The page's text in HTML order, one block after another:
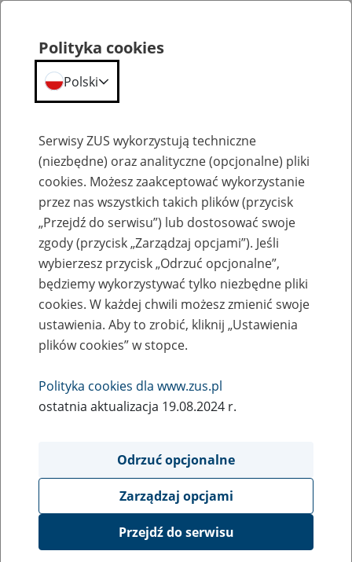
Szkolenia
Zaproś ZUS do siebie - zakładanie profili
eZUS w siedzibie Twojej firmy
Rodzaj wydarzenia
Szkolenia
Obszar merytoryczny
obsługa klientów
Opis wydarzenia
Platforma Usług Elektronicznych ZUS eZUS
Polityka cookies
Polski
Serwisy ZUS wykorzystują techniczne
(niezbędne) oraz analityczne (opcjonalne) pliki
cookies. Możesz zaakceptować wykorzystanie
przez nas wszystkich takich plików (przycisk
„Przejdź do serwisu”) lub dostosować swoje
zgody (przycisk „Zarządzaj opcjami”). Jeśli
wybierzesz przycisk „Odrzuć opcjonalne”,
będziemy wykorzystywać tylko niezbędne pliki
cookies. W każdej chwili możesz zmienić swoje
ustawienia. Aby to zrobić, kliknij „Ustawienia
plików cookies” w stopce.
Polityka cookies dla www.zus.pl
ostatnia aktualizacja 19.08.2024 r.
Odrzuć opcjonalne
Zarządzaj opcjami
Przejdź do serwisu